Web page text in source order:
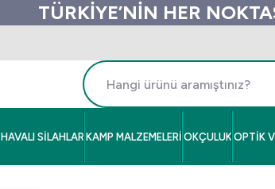
TÜRKİYE’NİN HER
HAVALI SİLAHLAR KAMP MALZEMELERİ OKÇULUK OPTİK